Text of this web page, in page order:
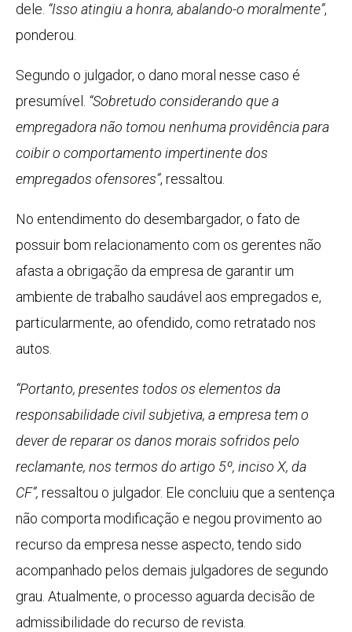
dele. “Isso atingiu a honra, abalando-o moralmente”,
ponderou.
Segundo o julgador, o dano moral nesse caso é
presumível. “Sobretudo considerando que a
empregadora não tomou nenhuma providência para
coibir o comportamento impertinente dos
empregados ofensores”, ressaltou.
No entendimento do desembargador, o fato de
possuir bom relacionamento com os gerentes não
afasta a obrigação da empresa de garantir um
ambiente de trabalho saudável aos empregados e,
particularmente, ao ofendido, como retratado nos
autos.
“Portanto, presentes todos os elementos da
responsabilidade civil subjetiva, a empresa tem o
dever de reparar os danos morais sofridos pelo
reclamante, nos termos do artigo 5º, inciso X, da
CF”, ressaltou o julgador. Ele concluiu que a sentença
não comporta modificação e negou provimento ao
recurso da empresa nesse aspecto, tendo sido
acompanhado pelos demais julgadores de segundo
grau. Atualmente, o processo aguarda decisão de
admissibilidade do recurso de revista.